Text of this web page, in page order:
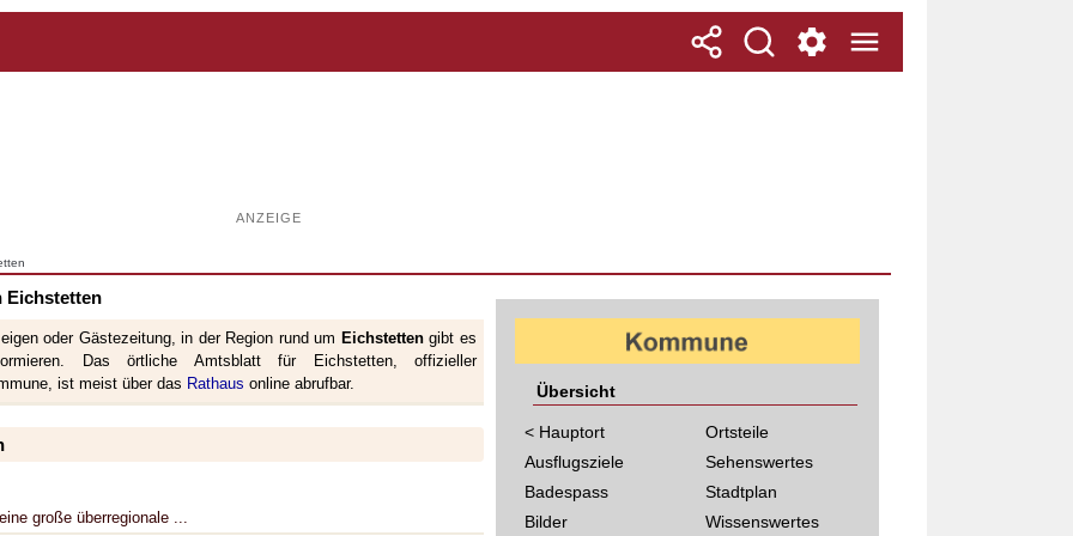
ANZEIGE
Eichstetten
oder Gästezeitung, in der Region rund um Eichstettengibt es
Das örtliche Amtsblatt für Eichstetten, offizieller
ist meist über das Rathaus online abrufbar.
große überregionale ...
Übersicht
< Hauptort
Ausflugsziele
Badespass
Bilder
Ortsteile
Sehenswertes
Stadtplan
Wissenswertes